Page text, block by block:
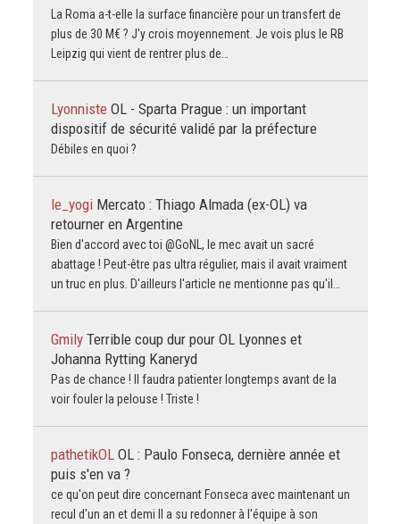
La Roma a-t-elle la surface financière pour un transfert de
plus de 30 M€ ? J'y crois moyennement. Je vois plus le RB
Leipzig qui vient de rentrer plus de…
Lyonniste OL - Sparta Prague : un important
dispositif de sécurité validé par la préfecture
Débiles en quoi ?
le_yogi Mercato : Thiago Almada (ex-OL) va
retourner en Argentine
Bien d'accord avec toi @GoNL, le mec avait un sacré
abattage ! Peut-être pas ultra régulier, mais il avait vraiment
un truc en plus. D'ailleurs l'article ne mentionne pas qu'il…
Gmily Terrible coup dur pour OL Lyonnes et
Johanna Rytting Kaneryd
Pas de chance ! Il faudra patienter longtemps avant de la
voir fouler la pelouse ! Triste !
pathetikOL OL : Paulo Fonseca, dernière année et
puis s'en va ?
ce qu'on peut dire concernant Fonseca avec maintenant un
recul d'un an et demi Il a su redonner à l'équipe à son